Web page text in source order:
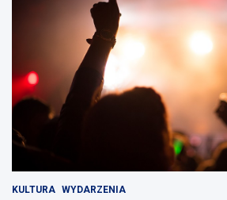
KULTURA WYDARZENIA